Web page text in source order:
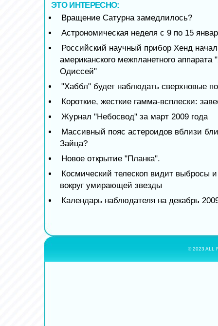
ЭТО ИНТЕРЕСНО:
Вращение Сатурна замедлилось?
Астрономическая неделя с 9 по 15
Российский научный прибор Хенд
американского межпланетного аппарата
Одиссей"
"Хаббл" будет наблюдать сверхновые
Короткие, жесткие гамма-всплески:
Журнал "Небосвод" за март 2009 года
Массивный пояс астероидов вблизи
Зайца?
Новое открытие "Планка".
Космический телескоп видит выбросы
вокруг умирающей звезды
Календарь наблюдателя на декабрь
© 2023 ALL